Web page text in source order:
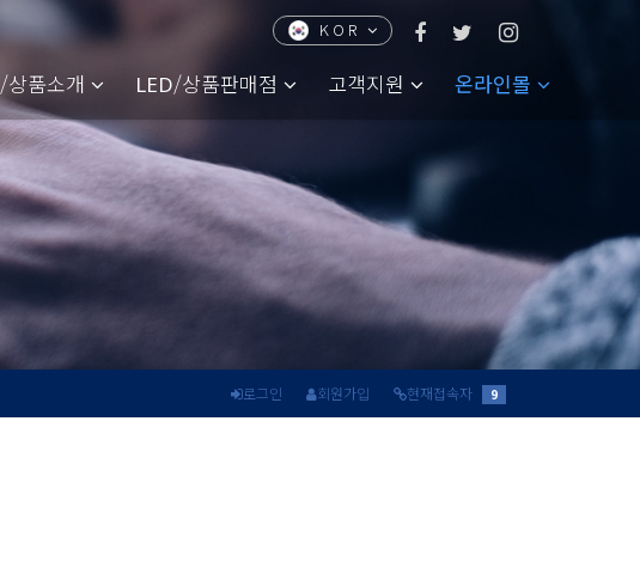
KOR
/상품소개 LED/상품판매점 고객지원 온라인몰
로그인 회원가입 현재접속자 9